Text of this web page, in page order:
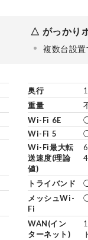
がっかり
複数台設
奥行
重量
Wi-Fi 6E
Wi-Fi 5
Wi-Fi最大転
送速度(理論
値)
トライバンド
メッシュWi-
Fi
WAN(イン
ターネット)